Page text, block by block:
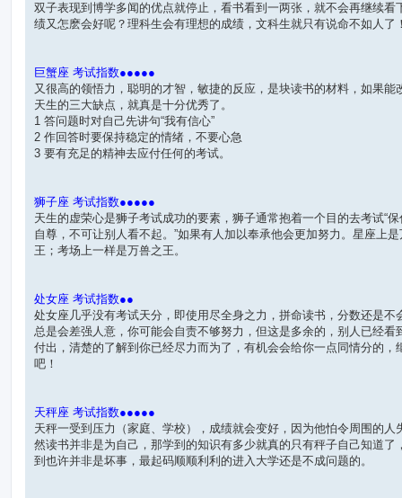
双子表现到博学多闻的优点就停止，看书看到一两张，就不会再继续看
绩又怎麽会好呢？理科生会有理想的成绩，文科生就只有说命不如人了
巨蟹座 考试指数●●●●●
又很高的领悟力，聪明的才智，敏捷的反应，是块读书的材料，如果能
天生的三大缺点，就真是十分优秀了。
1 答问题时对自己先讲句“我有信心”
2 作回答时要保持稳定的情绪，不要心急
3 要有充足的精神去应付任何的考试。
狮子座 考试指数●●●●●
天生的虚荣心是狮子考试成功的要素，狮子通常抱着一个目的去考试“
自尊，不可让别人看不起。”如果有人加以奉承他会更加努力。星座上
王；考场上一样是万兽之王。
处女座 考试指数●●
处女座几乎没有考试天分，即使用尽全身之力，拼命读书，分数还是不
总是会差强人意，你可能会自责不够努力，但这是多余的，别人已经看
付出，清楚的了解到你已经尽力而为了，有机会会给你一点同情分的，
吧！
天秤座 考试指数●●●●●
天秤一受到压力（家庭、学校），成绩就会变好，因为他怕令周围的人
然读书并非是为自己，那学到的知识有多少就真的只有秤子自己知道了
到也许并非是坏事，最起码顺顺利利的进入大学还是不成问题的。